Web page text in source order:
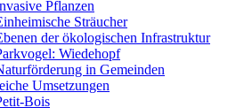
Pflanzen
Sträucher
der ökologischen Infrastruktur
Wiedehopf
in Gemeinden
Umsetzungen
Bois